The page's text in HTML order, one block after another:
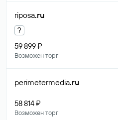
riposa.ru
?
59 899 ₽
Возможен торг
perimetermedia.ru
58 814 ₽
Возможен торг